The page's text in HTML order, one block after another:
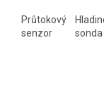
Průtokový
senzor
sonda